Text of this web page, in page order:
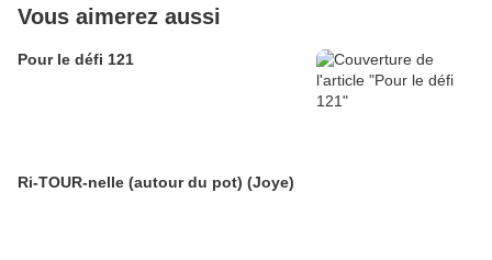
Vous aimerez aussi
Pour le défi 121
Ri-TOUR-nelle (autour du pot) (Joye)